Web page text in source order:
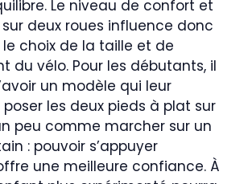
Le niveau de confort et
sur deux roues influence donc
choix de la taille et de
du vélo. Pour les débutants, il
un modèle qui leur
les deux pieds à plat sur
peu comme marcher sur un
: pouvoir s’appuyer
une meilleure confiance. À